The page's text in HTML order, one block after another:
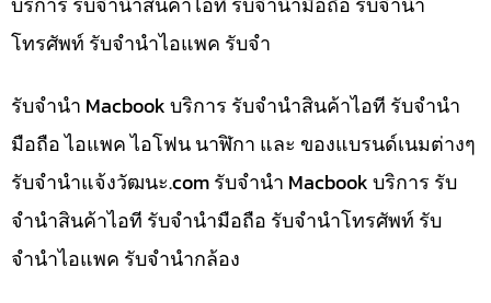
โทรศัพท์ รับจำนำไอแพค รับจำ
รับจำนำ Macbook บริการ รับจำนำสินค้าไอที รับจำนำ
มือถือ ไอแพค ไอโฟน นาฬิกา และ ของแบรนด์เนมต่างๆ
รับจํานําแจ้งวัฒนะ.com รับจำนำ Macbook บริการ รับ
จำนำสินค้าไอที รับจำนำมือถือ รับจำนำโทรศัพท์ รับ
จำนำไอแพค รับจำนำกล้อง